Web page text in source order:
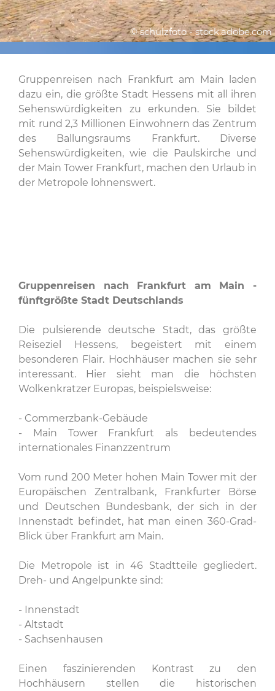
© schulzfoto - stock.adobe.com
Gruppenreisen nach Frankfurt am Main laden
dazu ein, die größte Stadt Hessens mit all ihren
Sehenswürdigkeiten zu erkunden. Sie bildet
mit rund 2,3 Millionen Einwohnern das Zentrum
des Ballungsraums Frankfurt. Diverse
Sehenswürdigkeiten, wie die Paulskirche und
der Main Tower Frankfurt, machen den Urlaub in
der Metropole lohnenswert.
Gruppenreisen nach Frankfurt am Main -
fünftgrößte Stadt Deutschlands
Die pulsierende deutsche Stadt, das größte
Reiseziel Hessens, begeistert mit einem
besonderen Flair. Hochhäuser machen sie sehr
interessant. Hier sieht man die höchsten
Wolkenkratzer Europas, beispielsweise:
- Commerzbank-Gebäude
- Main Tower Frankfurt als bedeutendes
internationales Finanzzentrum
Vom rund 200 Meter hohen Main Tower mit der
Europäischen Zentralbank, Frankfurter Börse
und Deutschen Bundesbank, der sich in der
Innenstadt befindet, hat man einen 360-Grad-
Blick über Frankfurt am Main.
Die Metropole ist in 46 Stadtteile gegliedert.
Dreh- und Angelpunkte sind:
- Innenstadt
- Altstadt
- Sachsenhausen
Einen faszinierenden Kontrast zu den
Hochhäusern stellen die historischen